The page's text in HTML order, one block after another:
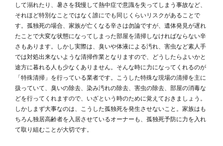
して溺れたり、暑さを我慢して熱中症で意識を失ってしまう事故など、
それほど特別なことではなく誰にでも同じくらいリスクがあることで
す。孤独死の場合、家族が亡くなる辛さは勿論ですが、遺体発見が遅れ
たことで大変な状態になってしまった部屋を清掃しなければならない辛
さもあります。しかし実際は、臭いや体液による汚れ、害虫など素人手
では対処出来ないような清掃作業となりますので、どうしたらよいかと
途方に暮れる人も少なくありません。そんな時に力になってくれるのが
「特殊清掃」を行っている業者です。こうした特殊な現場の清掃を主に
扱っていて、臭いの除去、染み汚れの除去、害虫の除去、部屋の消毒な
どを行ってくれますので、いざという時のために覚えておきましょう。
しかしまず大事なのは、こうした孤独死を発生させないこと。家族はも
ちろん独居高齢者を入居させているオーナーも、孤独死予防に力を入れ
て取り組むことが大切です。